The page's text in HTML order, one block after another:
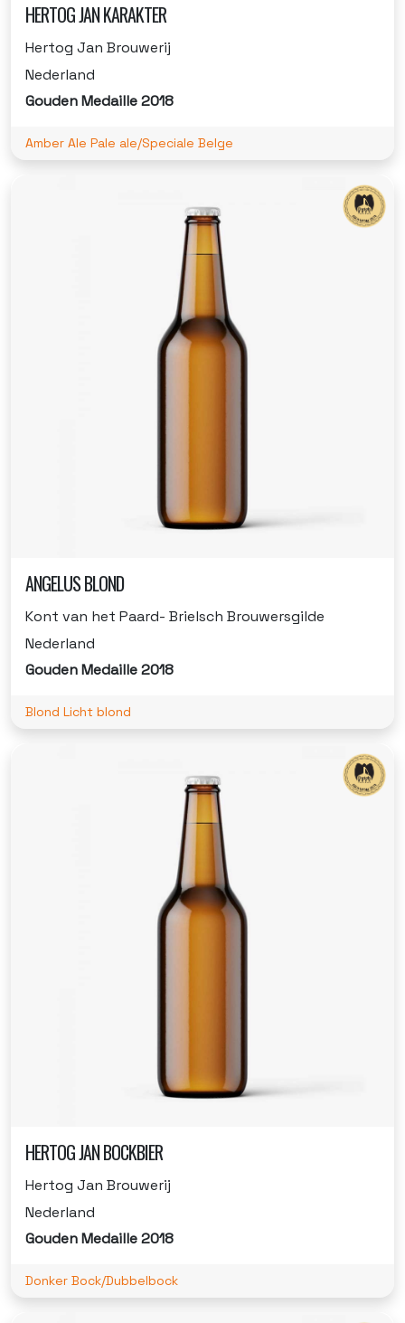
HERTOG JAN KARAKTER
Hertog Jan Brouwerij
Nederland
Gouden Medaille 2018
Amber Ale Pale ale/Speciale Belge
ANGELUS BLOND
Kont van het Paard- Brielsch Brouwersgilde
Nederland
Gouden Medaille 2018
Blond Licht blond
HERTOG JAN BOCKBIER
Hertog Jan Brouwerij
Nederland
Gouden Medaille 2018
Donker Bock/Dubbelbock